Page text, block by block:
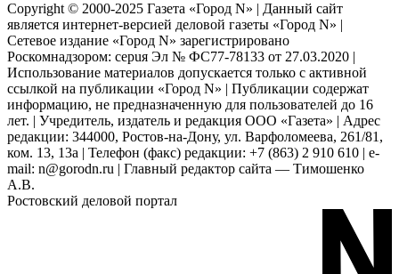
Copyright © 2000-2025 Газета «Город N» | Данный сайт
является интернет-версией деловой газеты «Город N» |
Сетевое издание «Город N» зарегистрировано
Роскомнадзором: серuя Эл № ФС77-78133 от 27.03.2020 |
Использование материалов допускается только с активной
ссылкой на публикации «Город N» | Публикации содержат
информацию, не предназначенную для пользователей до 16
лет. | Учредитель, издатель и редакция ООО «Газета» | Адрес
редакции: 344000, Ростов-на-Дону, ул. Варфоломеева, 261/81,
ком. 13, 13а | Телефон (факс) редакции: +7 (863) 2 910 610 | e-
mail: n@gorodn.ru | Главный редактор сайта — Тимошенко
А.В.
Ростовский деловой портал